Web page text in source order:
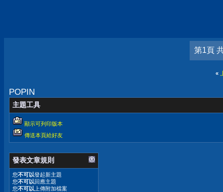
第1頁
«
POPIN
主題工具
顯示可列印版本
傳送本頁給好友
發表文章規則
您不可以發起新主題
您不可以回應主題
您不可以 上傳附加檔案